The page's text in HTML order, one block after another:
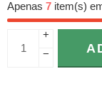
Apenas 7 item(s)
+
−